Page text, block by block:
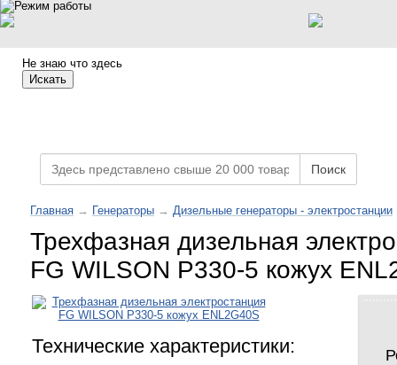
Не знаю что здесь
Искать
Поиск
Главная → Генераторы → Дизельные генераторы - электростанции
Трехфазная дизельная
FG WILSON P330-5 кожух
Технические характеристики: